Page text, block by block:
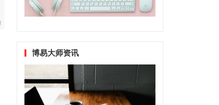
博易大师资讯